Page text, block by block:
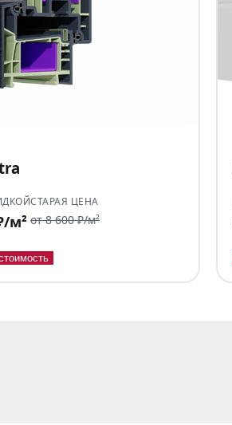
м²
СТАРАЯ ЦЕНА
от 8 600 ₽/м²